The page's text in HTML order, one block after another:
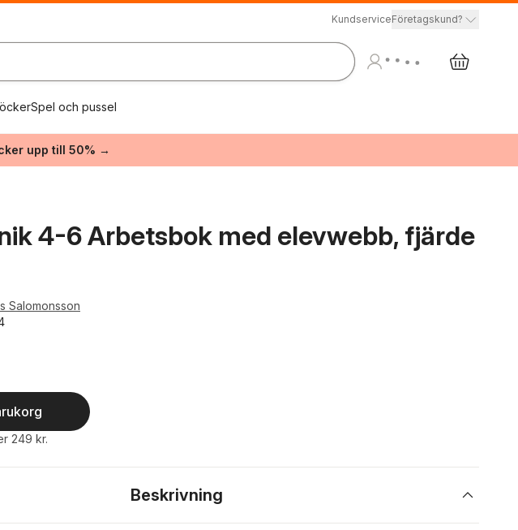
KundserviceFöretagskund?
Spel och pussel
upp till 50% →
4-6 Arbetsbok med elevwebb, fjärde
Salomonsson
249 kr.
Beskrivning